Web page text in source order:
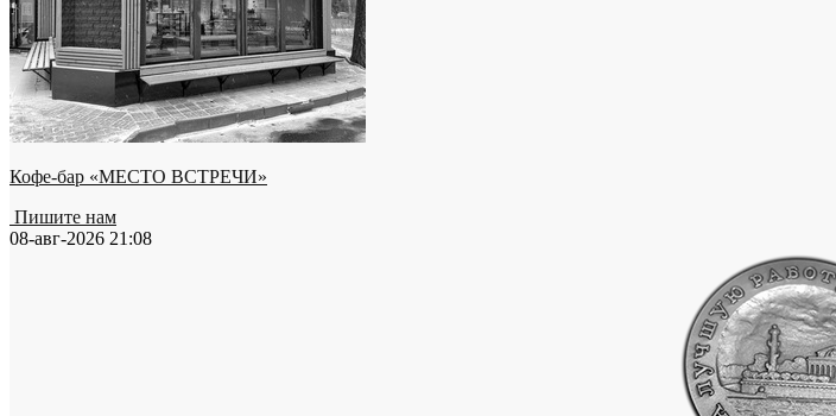
Кофе-бар «МЕСТО ВСТРЕЧИ»
Пишите нам
08-авг-2026 21:08